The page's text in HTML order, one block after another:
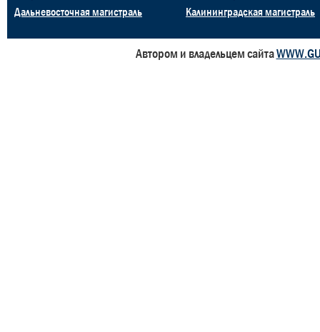
Дальневосточная магистраль
Калининградская магистраль
Автором и владельцем сайта